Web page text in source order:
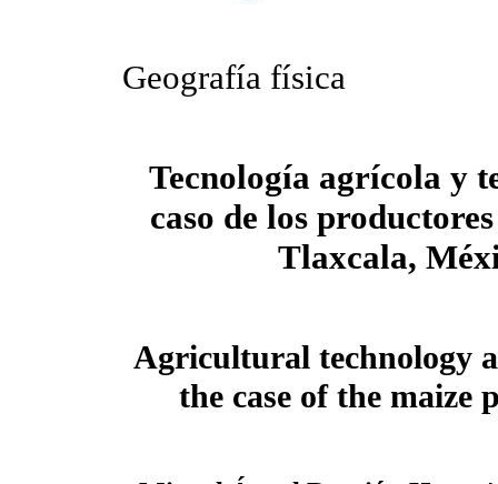
Geografía física
Tecnología agrícola y
caso de los
Tlaxcala,
Agricultural technology
the case of the maize